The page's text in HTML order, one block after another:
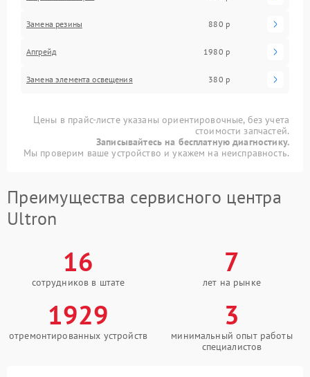
Замена резины 880 р
Апгрейд 1980 р
Замена элемента освещения 380 р
Цены в прайс-листе указаны ориентировочные, без учета
стоимости запчастей.
Записывайтесь на бесплатную диагностику.
Мы проверим ваше устройство и укажем на неисправность.
Преимущества сервисного центра
Ultron
16
сотрудников в штате
7
лет на рынке
1929
отремонтированных устройств
3
минимальный опыт работы
специалистов